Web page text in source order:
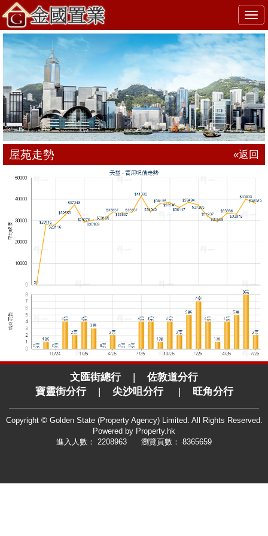
屋苑走勢 «返回
文匯街總行 |
佐敦道分行
寶靈街分行
| 尖沙咀分行 | 旺角分行
Copyright © Golden State (Property Agency) Limited. All Rights Reserved.
Powered by Property.hk
進入人數： 2208963 瀏覽頁數： 8365659